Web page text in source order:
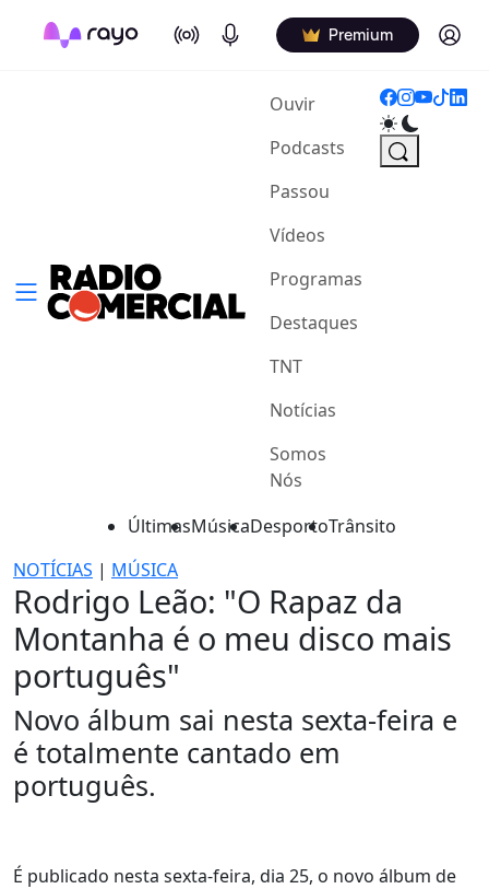
On Air Podcasts Premium Log in
Ouvir(current)
Podcasts
Passou
Vídeos
Programas
Destaques
TNT
Notícias
Somos
Nós
ÚltimasMúsicaDesportoTrânsito
NOTÍCIAS | MÚSICA
Rodrigo Leão: "O Rapaz da
Montanha é o meu disco mais
português"
Novo álbum sai nesta sexta-feira e
é totalmente cantado em
português.
É publicado nesta sexta-feira, dia 25, o novo álbum de